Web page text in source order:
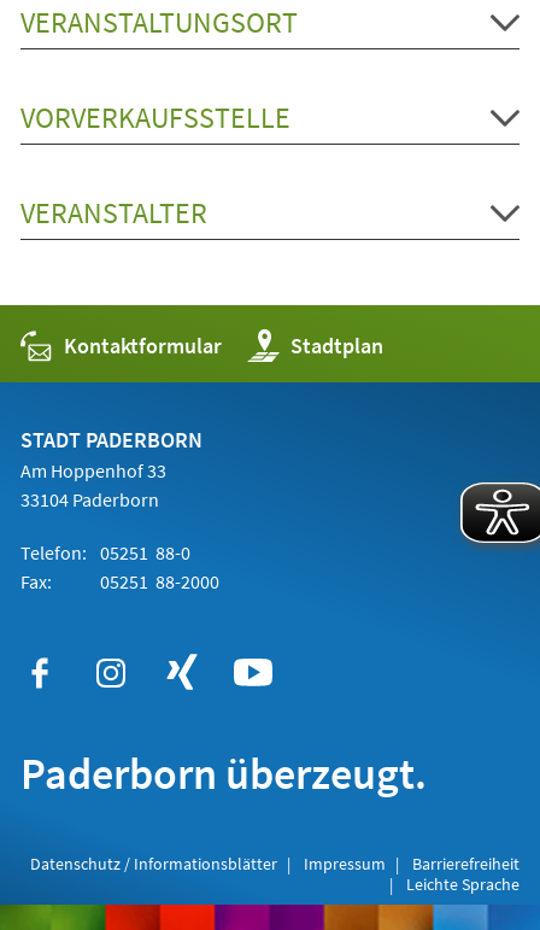
VERANSTALTUNGSORT
VORVERKAUFSSTELLE
VERANSTALTER
Kontaktformular Stadtplan
(Öffnet
in
einem
STADT PADERBORN
Am Hoppenhof 33
33104 Paderborn
Telefon: 05251 88-0
Fax:
05251 88-2000
Paderborn überzeugt.
Datenschutz / Informationsblätter Impressum
Barrierefreiheit
Leichte Sprache